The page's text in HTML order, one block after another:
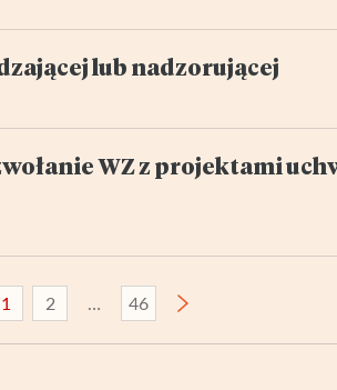
lub nadzorującej
WZ z projektami
1 2 46